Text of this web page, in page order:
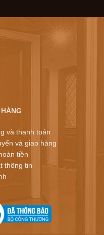
và thanh toán
và giao hàng
tiền
thông tin